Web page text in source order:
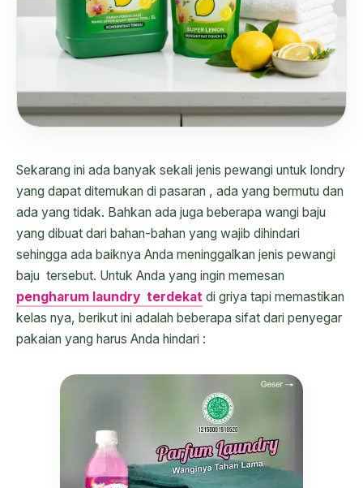
Sekarang ini ada banyak sekali jenis pewangi untuk londry
yang dapat ditemukan di pasaran , ada yang bermutu dan
ada yang tidak. Bahkan ada juga beberapa wangi baju
yang dibuat dari bahan-bahan yang wajib dihindari
sehingga ada baiknya Anda meninggalkan jenis pewangi
baju tersebut. Untuk Anda yang ingin memesan
pengharum laundry terdekat di griya tapi memastikan
kelas nya, berikut ini adalah beberapa sifat dari penyegar
pakaian yang harus Anda hindari :